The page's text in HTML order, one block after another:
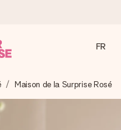
attention et l’envoyons
l’offrir au bon moment,
FR
Maison de la Surprise Rosé